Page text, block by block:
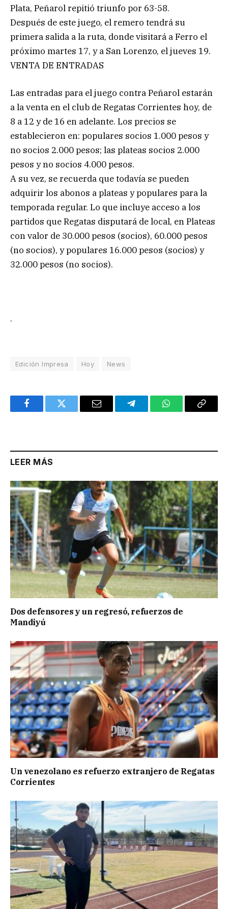
Plata, Peñarol repitió triunfo por 63-58.
Después de este juego, el remero tendrá su
primera salida a la ruta, donde visitará a Ferro el
próximo martes 17, y a San Lorenzo, el jueves 19.
VENTA DE ENTRADAS
Las entradas para el juego contra Peñarol estarán
a la venta en el club de Regatas Corrientes hoy, de
8 a 12 y de 16 en adelante. Los precios se
establecieron en: populares socios 1.000 pesos y
no socios 2.000 pesos; las plateas socios 2.000
pesos y no socios 4.000 pesos.
A su vez, se recuerda que todavía se pueden
adquirir los abonos a plateas y populares para la
temporada regular. Lo que incluye acceso a los
partidos que Regatas disputará de local, en Plateas
con valor de 30.000 pesos (socios), 60.000 pesos
(no socios), y populares 16.000 pesos (socios) y
32.000 pesos (no socios).
.
Edición Impresa Hoy News
FacebookTwitter Email TelegramWhatsAppCopy
LEER MÁS
Dos defensores y un regresó, refuerzos de
Mandiyú
Un venezolano es refuerzo extranjero de Regatas
Corrientes